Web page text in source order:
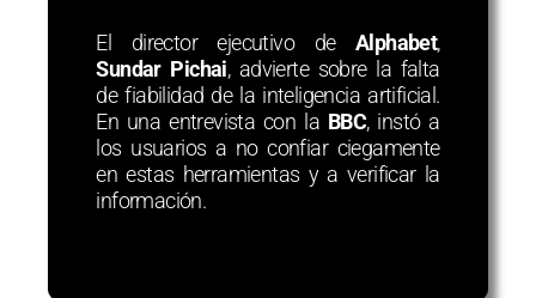
El director ejecutivo de Alphabet,
Sundar Pichai, advierte sobre la falta
de fiabilidad de la inteligencia artificial.
En una entrevista con la BBC, instó a
los usuarios a no confiar ciegamente
en estas herramientas y a verificar la
información.